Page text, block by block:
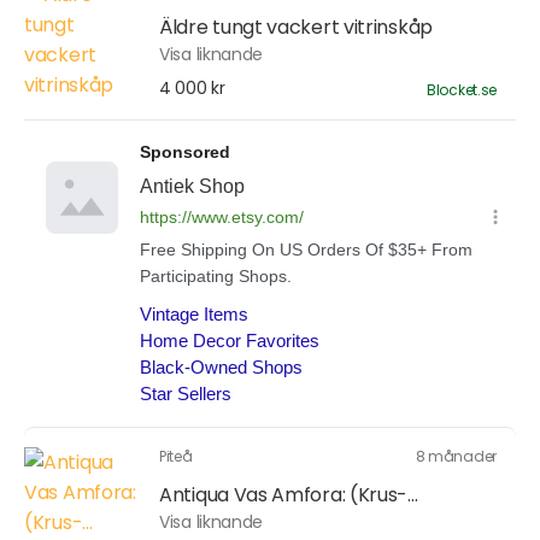
Äldre tungt vackert vitrinskåp
Visa liknande
4 000 kr
Blocket.se
Piteå 8 månader
Antiqua Vas Amfora: (Krus-...
Visa liknande